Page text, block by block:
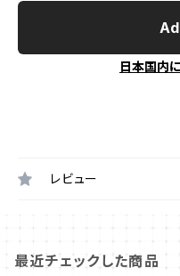
日本国内
レビュー
最近チェックした商品